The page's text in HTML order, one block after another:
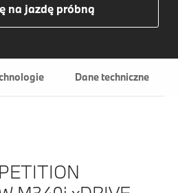
na jazdę próbną
Dane techniczne